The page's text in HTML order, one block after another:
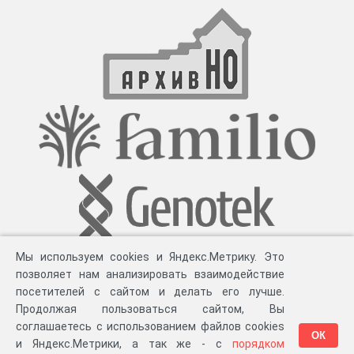
Мы используем cookies и Яндекс.Метрику. Это
позволяет нам анализировать взаимодействие
посетителей с сайтом и делать его лучше.
Продолжая пользоваться сайтом, Вы
соглашаетесь с использованием файлов cookies
и Яндекс.Метрики, а так же - с порядком
ОК